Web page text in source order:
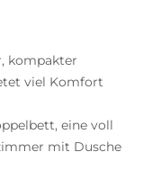
kompakter
viel Komfort
eine voll
mit Dusche